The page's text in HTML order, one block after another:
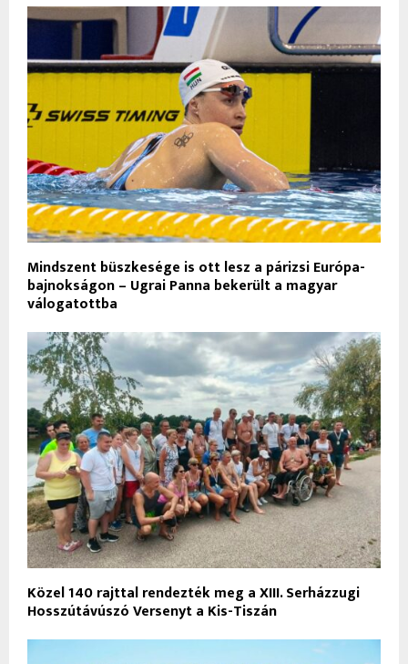
Mindszent büszkesége is ott lesz a párizsi Európa-
bajnokságon – Ugrai Panna bekerült a magyar
válogatottba
Közel 140 rajttal rendezték meg a XIII. Serházzugi
Hosszútávúszó Versenyt a Kis-Tiszán